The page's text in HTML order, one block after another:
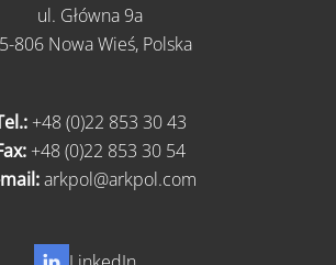
ul. Główna 9a
806 Nowa Wieś, Polska
+48 (0)22 853 30 43
+48 (0)22 853 30 54
arkpol@arkpol.com